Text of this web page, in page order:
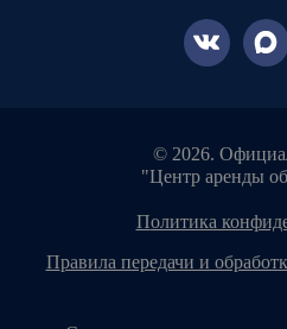
© 2026.
"Центр аренды
политика
правила передачи и